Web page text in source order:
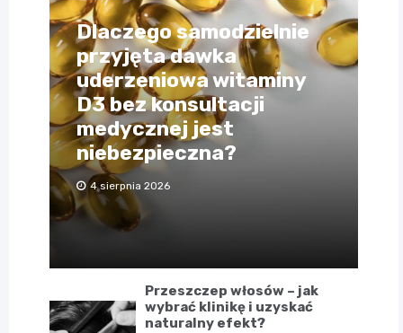
Dlaczego samodzielnie
przyjęta dawka
uderzeniowa witaminy
D3 bez konsultacji
medycznej jest
niebezpieczna?
4 sierpnia 2026
Przeszczep włosów – jak
wybrać klinikę i uzyskać
naturalny efekt?